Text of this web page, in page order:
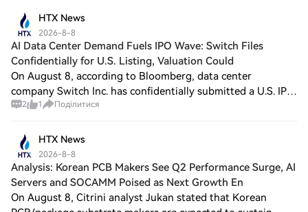
HTX News
2026-8-8
AI Data Center Demand Fuels IPO Wave: Switch Files
Confidentially for U.S. Listing, Valuation Could
On August 8, according to Bloomberg, data center
company Switch Inc. has confidentially submitted a U.S. IPO
application, becoming one of the data center companies
2 1 Поділитися
HTX News
2026-8-8
Analysis: Korean PCB Makers See Q2 Performance Surge, AI
Servers and SOCAMM Poised as Next Growth En
On August 8, Citrini analyst Jukan stated that Korean